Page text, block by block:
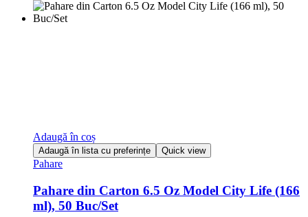
Adaugă în coș
Adaugă în lista cu preferințe Quick view
Pahare
Pahare din Carton 6.5 Oz Model City Life (166
ml), 50 Buc/Set